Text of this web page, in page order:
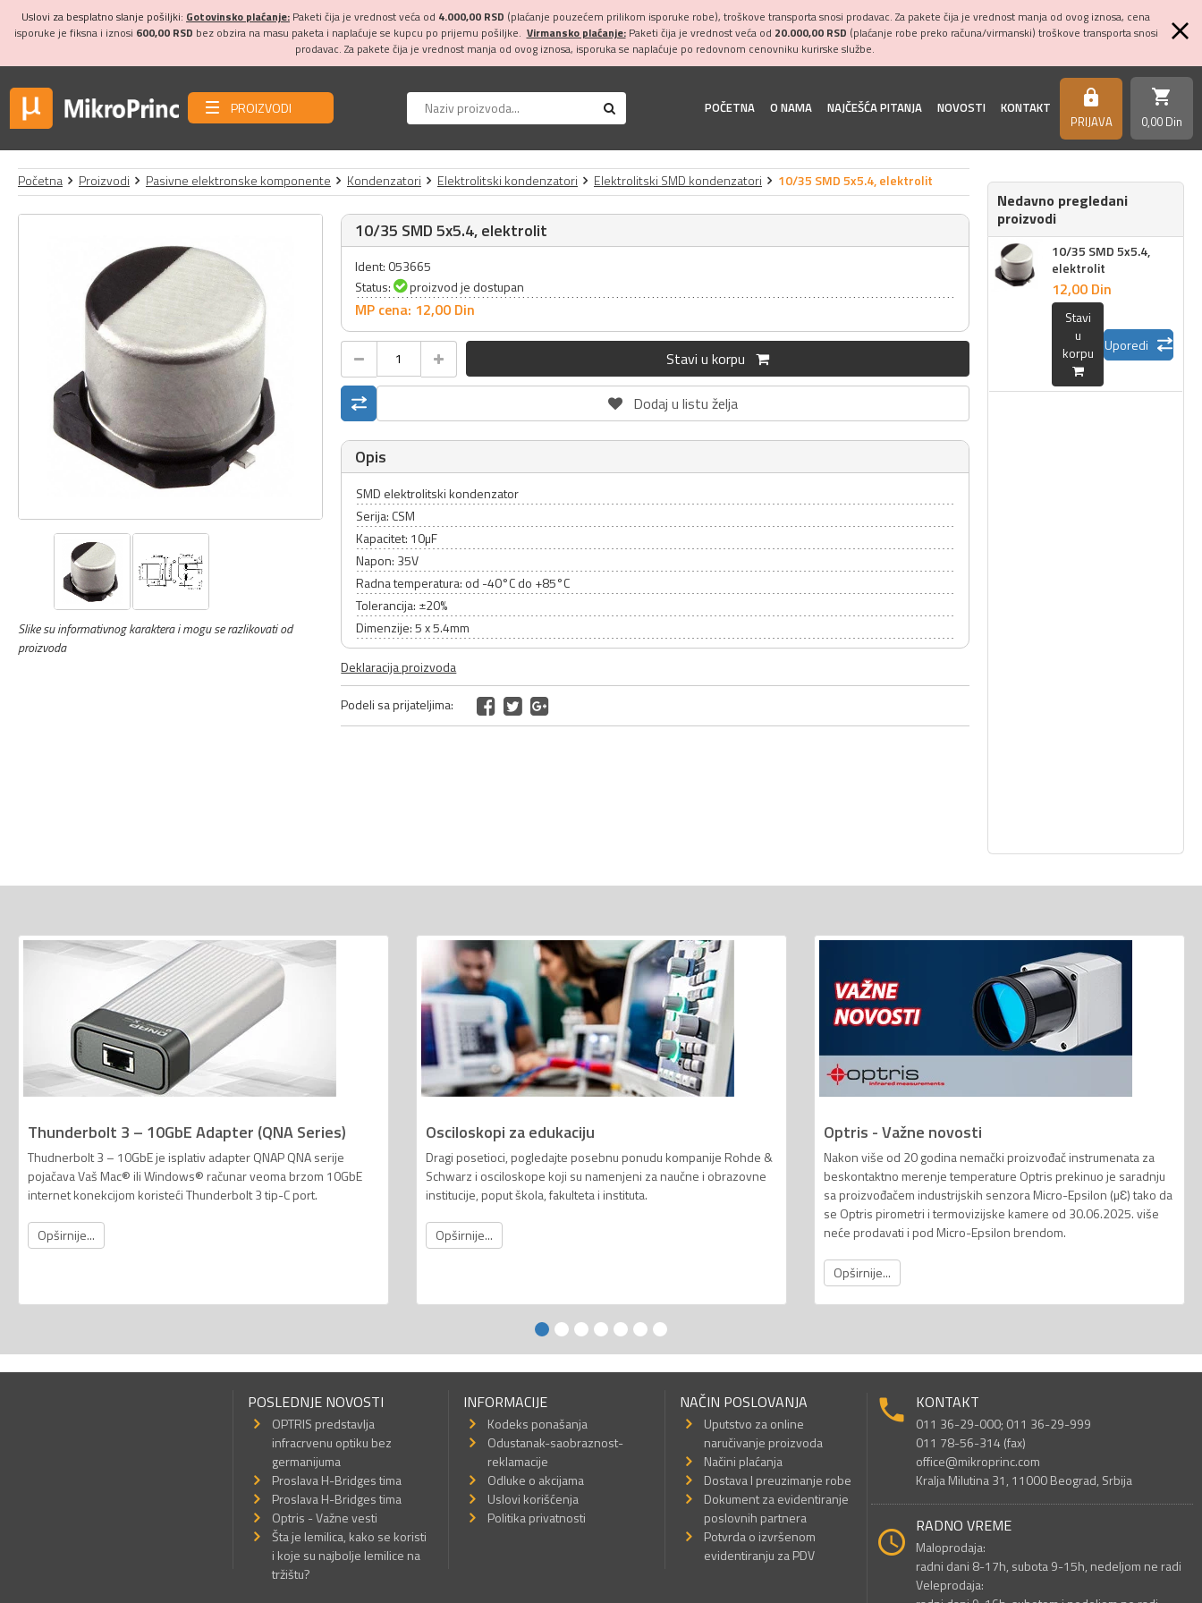
Uslovi za besplatno slanje pošiljki: Gotovinsko plaćanje: Paketi čija je vrednost veća od 4.000,00 RSD (plaćanje pouzećem prilikom isporuke robe), troškove transporta snosi prodavac. Za pakete čija je vrednost manja od ovog iznosa, cena
isporuke je fiksna i iznosi 600,00 RSD bez obzira na masu paketa i naplaćuje se kupcu po prijemu pošiljke. Virmansko plaćanje:Paketi čija je vrednost veća od 20.000,00 RSD (plaćanje robe preko računa/virmanski) troškove transporta snosi
prodavac. Za pakete čija je vrednost manja od ovog iznosa, isporuka se naplaćuje po redovnom cenovniku kurirske službe.
PROIZVODI POČETNA O NAMA NAJČEŠĆA PITANJA NOVOSTI KONTAKT https
PRIJAVA
shopping_cart
0,00 Din
Početna Proizvodi Pasivne elektronske komponente Kondenzatori Elektrolitski kondenzatori Elektrolitski SMD kondenzatori 10/35 SMD 5x5.4, elektrolit
Slike su informativnog karaktera i mogu se razlikovati od
proizvoda
10/35 SMD 5x5.4, elektrolit
Ident: 053665
Status:
proizvod je dostupan
MP cena: 12,00 Din
Stavi u korpu
Dodaj u listu želja
Opis
SMD elektrolitski kondenzator
Serija: CSM
Kapacitet: 10µF
Napon: 35V
Radna temperatura: od -40°C do +85°C
Tolerancija: ±20%
Dimenzije: 5 x 5.4mm
Deklaracija proizvoda
Podeli sa prijateljima:
Nedavno pregledani
proizvodi
10/35 SMD 5x5.4,
elektrolit
12,00 Din
Stavi
u
korpu
Uporedi
Thunderbolt 3 – 10GbE Adapter (QNA Series)
Thudnerbolt 3 – 10GbE je isplativ adapter QNAP QNA serije
pojačava Vaš Mac® ili Windows® računar veoma brzom 10GbE
internet konekcijom koristeći Thunderbolt 3 tip-C port.
Opširnije...
Osciloskopi za edukaciju
Dragi posetioci, pogledajte posebnu ponudu kompanije Rohde &
Schwarz i osciloskope koji su namenjeni za naučne i obrazovne
institucije, poput škola, fakulteta i instituta.
Opširnije...
Optris - Važne novosti
Nakon više od 20 godina nemački proizvođač instrumenata za
beskontaktno merenje temperature Optris prekinuo je saradnju
sa proizvođačem industrijskih senzora Micro-Epsilon (µƐ) tako da
se Optris pirometri i termovizijske kamere od 30.06.2025. više
neće prodavati i pod Micro-Epsilon brendom.
Opširnije...
POSLEDNJE NOVOSTI
OPTRIS predstavlja
infracrvenu optiku bez
germanijuma
Proslava H-Bridges tima
Proslava H-Bridges tima
Optris - Važne vesti
Šta je lemilica, kako se koristi
i koje su najbolje lemilice na
tržištu?
INFORMACIJE
Kodeks ponašanja
Odustanak-saobraznost-
reklamacije
Odluke o akcijama
Uslovi korišćenja
Politika privatnosti
NAČIN POSLOVANJA
Uputstvo za online
naručivanje proizvoda
Načini plaćanja
Dostava I preuzimanje robe
Dokument za evidentiranje
poslovnih partnera
Potvrda o izvršenom
evidentiranju za PDV
KONTAKT
011 36-29-000; 011 36-29-999
011 78-56-314 (fax)
office@mikroprinc.com
Kralja Milutina 31, 11000 Beograd, Srbija
RADNO VREME
Maloprodaja:
radni dani 8-17h, subota 9-15h, nedeljom ne radi
Veleprodaja: